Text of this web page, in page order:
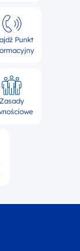
Punkt
Zasady